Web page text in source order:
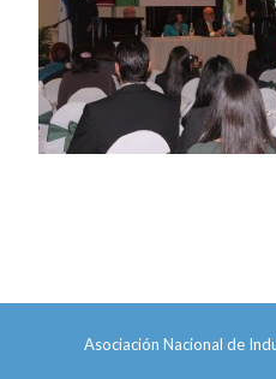
Asociación Nacional de